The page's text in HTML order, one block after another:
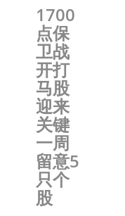
1700
点保
卫战
开打
马股
迎来
关键
一周
留意5
只个
股